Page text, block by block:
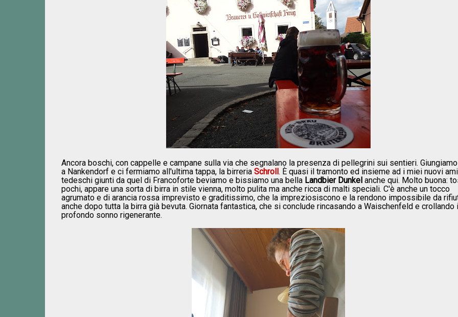
Ancora boschi, con cappelle e campane sulla via che segnalano la presenza di pellegrini sui sentieri.
a Nankendorf e ci fermiamo all'ultima tappa, la birreria Schroll. È quasi il tramonto ed insieme ad i miei nuovi
tedeschi giunti da quel di Francoforte beviamo e bissiamo una bella Landbier Dunkelanche qui. Molto buona:
pochi, appare una sorta di birra in stile vienna, molto pulita ma anche ricca di malti speciali. C'è anche un tocco
agrumato e di arancia rossa imprevisto e graditissimo, che la impreziosiscono e la rendono impossibile da
anche dopo tutta la birra già bevuta. Giornata fantastica, che si conclude rincasando a Waischenfeld e crollando
profondo sonno rigenerante.